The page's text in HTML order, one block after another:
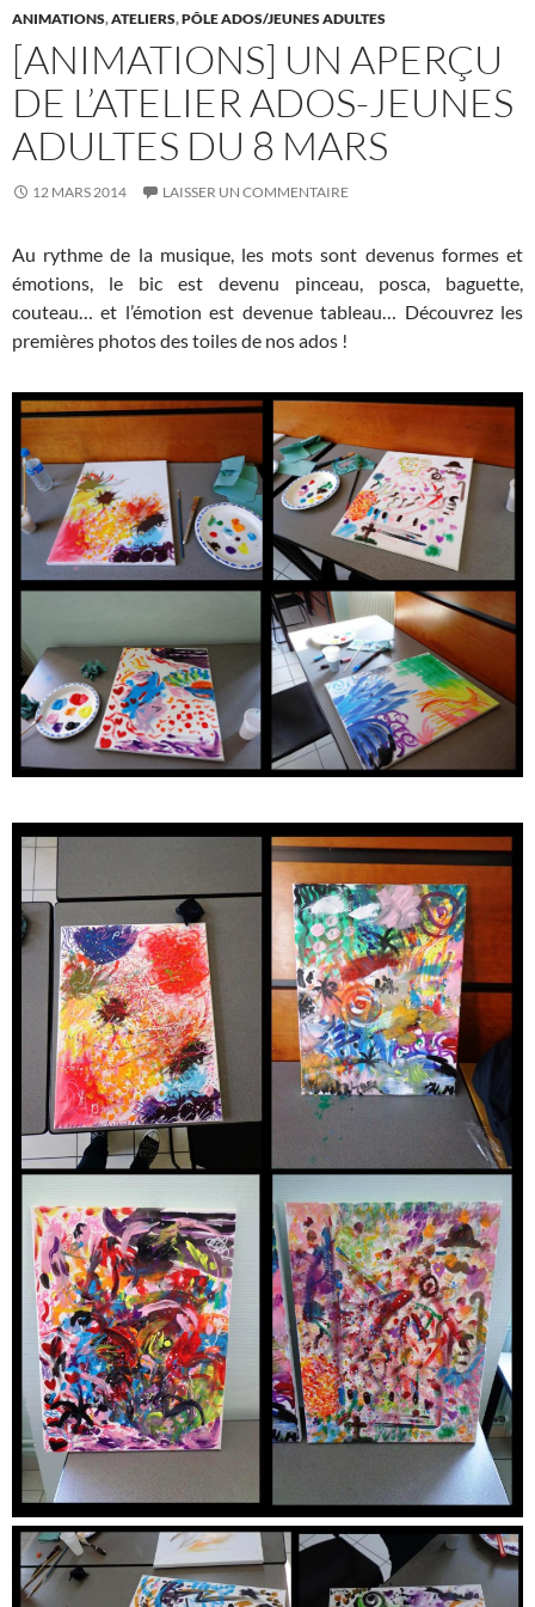
ANIMATIONS,ATELIERS,PÔLE ADOS/JEUNES ADULTES
[ANIMATIONS] UN APERÇU
DE L’ATELIER ADOS-JEUNES
ADULTES DU 8 MARS
12 MARS 2014 LAISSER UN COMMENTAIRE
Au rythme de la musique, les mots sont devenus formes et
émotions, le bic est devenu pinceau, posca, baguette,
couteau… et l’émotion est devenue tableau… Découvrez les
premières photos des toiles de nos ados !